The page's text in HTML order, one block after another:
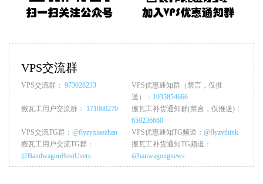
VPS交流群
VPS交流群： 973028233
VPS优惠通知群（禁言，仅推
送）： 1035854666
搬瓦工用户交流群： 171060270
搬瓦工补货通知群(禁言，仅推送)：
659236660
VPS交流TG群： @flyzyxiaozhan VPS优惠通知TG频道： @flyzythink
搬瓦工用户交流TG群：
@BandwagonHostUsers
搬瓦工补货通知TG频道：
@banwagongnews